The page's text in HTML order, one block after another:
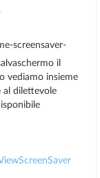
il
vediamo insieme
al dilettevole